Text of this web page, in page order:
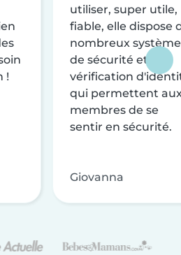
!
utiliser, super utile,
fiable, elle dispose
nombreux
de sécurité et de
vérification
qui permettent
membres de se
sentir en sécurité.
Giovanna